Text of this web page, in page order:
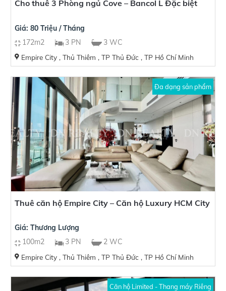
Cho thuê 3 Phòng ngủ Cove – Bancol L Đặc biệt
Giá: 80 Triệu / Tháng
172m2
3 PN 3 WC
Empire City , Thủ Thiêm , TP Thủ Đức , TP Hồ Chí Minh
Đa dạng sản phẩm
Thuê căn hộ Empire City – Căn hộ Luxury HCM City
Giá: Thương Lượng
100m2
3 PN 2 WC
Empire City , Thủ Thiêm , TP Thủ Đức , TP Hồ Chí Minh
Căn hộ Limited - Thang máy Riêng